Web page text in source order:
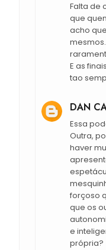
Falta de
que
acho
E as
tao
DAN
Essa
Outra,
haver
forçoso
que os
e
própria?